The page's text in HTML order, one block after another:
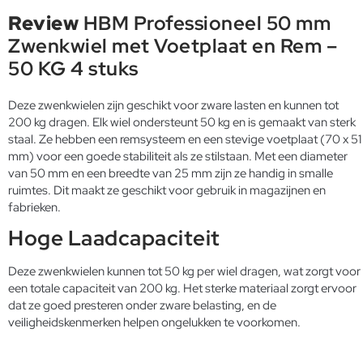
Review HBM Professioneel 50 mm
Zwenkwiel met Voetplaat en Rem –
50 KG 4 stuks
Deze zwenkwielen zijn geschikt voor zware lasten en kunnen tot
200 kg dragen. Elk wiel ondersteunt 50 kg en is gemaakt van sterk
staal. Ze hebben een remsysteem en een stevige voetplaat (70 x 51
mm) voor een goede stabiliteit als ze stilstaan. Met een diameter
van 50 mm en een breedte van 25 mm zijn ze handig in smalle
ruimtes. Dit maakt ze geschikt voor gebruik in magazijnen en
fabrieken.
Hoge Laadcapaciteit
Deze zwenkwielen kunnen tot 50 kg per wiel dragen, wat zorgt voor
een totale capaciteit van 200 kg. Het sterke materiaal zorgt ervoor
dat ze goed presteren onder zware belasting, en de
veiligheidskenmerken helpen ongelukken te voorkomen.